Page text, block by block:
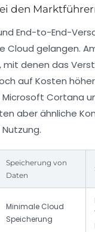
den
End-to-End-
Cloud gelangen.
denen das
auf Kosten
Cortana
aber ähnliche
Speicherung von
Daten
Minimale Cloud
Speicherung